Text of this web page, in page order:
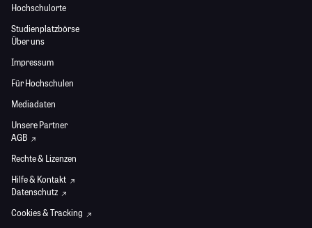
Hochschulorte
Studienplatzbörse
Über uns
Impressum
Für Hochschulen
Mediadaten
Unsere Partner
AGB
Rechte & Lizenzen
Hilfe & Kontakt
Datenschutz
Cookies & Tracking